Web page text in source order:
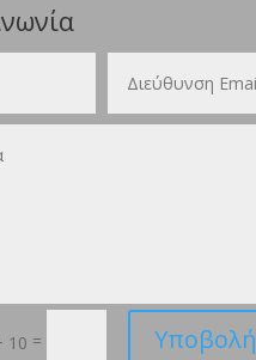
10 = Υποβολή